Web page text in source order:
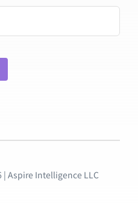
Aspire Intelligence LLC